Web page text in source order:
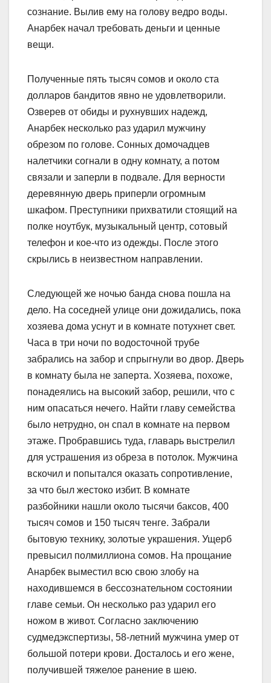
сознание. Вылив ему на голову ведро воды.
Анарбек начал требовать деньги и ценные
вещи.
Полученные пять тысяч сомов и около ста
долларов бандитов явно не удовлетворили.
Озверев от обиды и рухнувших надежд,
Анарбек несколько раз ударил мужчину
обрезом по голове. Сонных домочадцев
налетчики согнали в одну комнату, а потом
связали и заперли в подвале. Для верности
деревянную дверь приперли огромным
шкафом. Преступники прихватили стоящий на
полке ноутбук, музыкальный центр, сотовый
телефон и кое-что из одежды. После этого
скрылись в неизвестном направлении.
Следующей же ночью банда снова пошла на
дело. На соседней улице они дожидались, пока
хозяева дома уснут и в комнате потухнет свет.
Часа в три ночи по водосточной трубе
забрались на забор и спрыгнули во двор. Дверь
в комнату была не заперта. Хозяева, похоже,
понадеялись на высокий забор, решили, что с
ним опасаться нечего. Найти главу семейст­ва
было нетрудно, он спал в комнате на первом
этаже. Пробравшись туда, главарь выстрелил
для устрашения из обреза в потолок. Мужчина
вскочил и попытался оказать сопротивление,
за что был жестоко избит. В комнате
разбойники нашли около тысячи баксов, 400
тысяч сомов и 150 тысяч тенге. Забрали
бытовую технику, золотые украшения. Ущерб
превысил полмиллиона сомов. На прощание
Анарбек выместил всю свою злобу на
находившемся в бессознательном состоянии
главе семьи. Он несколько раз ударил его
ножом в живот. Согласно заключению
судмедэкспертизы, 58-летний мужчина умер от
большой потери крови. Досталось и его жене,
получившей тяжелое ранение в шею.